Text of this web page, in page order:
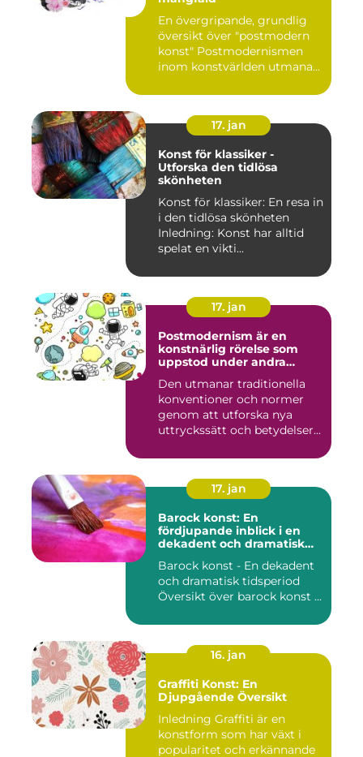
En övergripande, grundlig
översikt över "postmodern
konst" Postmodernismen
inom konstvärlden utmana...
17. jan
Konst för klassiker -
Utforska den tidlösa
skönheten
Konst för klassiker: En resa in
i den tidlösa skönheten
Inledning: Konst har alltid
spelat en vikti...
17. jan
Postmodernism är en
konstnärlig rörelse som
uppstod under andra
fortsätter att påverka
samtida konstvärlden
Den utmanar traditionella
konventioner och normer
genom att utforska nya
uttryckssätt och betydelser...
17. jan
Barock konst: En
fördjupande inblick i en
dekadent och dramatisk
Barock konst - En dekadent
och dramatisk tidsperiod
Översikt över barock konst ...
16. jan
Graffiti Konst: En
Djupgående Översikt
Inledning Graffiti är en
konstform som har växt i
popularitet och erkännande